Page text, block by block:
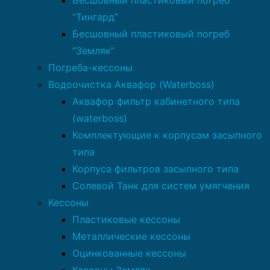
“Тингард”
Бесшовный пластиковый погреб
“Земляк”
Погреба-кессоны
Водоочистка Аквафор (Waterboss)
Аквафор фильтр кабинетного типа
(waterboss)
Комплектующие к корпусам засыпного
типа
Корпуса фильтров засыпного типа
Солевой Танк для систем умягчения
Кессоны
Пластиковые кессоны
Металлические кессоны
Оцинкованные кессоны